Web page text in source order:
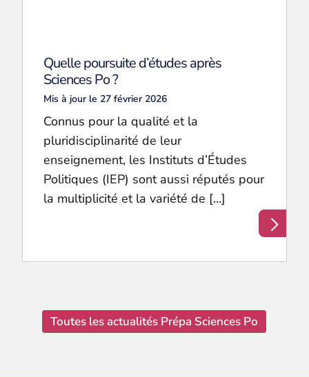
Quelle poursuite d’études après
Sciences Po ?
Mis à jour le 27 février 2026
Connus pour la qualité et la
pluridisciplinarité de leur
enseignement, les Instituts d’Études
Politiques (IEP) sont aussi réputés pour
la multiplicité et la variété de […]
Toutes les actualités Prépa Sciences Po